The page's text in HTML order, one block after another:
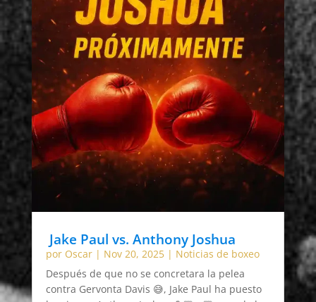
Jake Paul vs. Anthony Joshua
por Oscar| Nov 20, 2025| Noticias de boxeo
Después de que no se concretara la pelea
contra Gervonta Davis 😅, Jake Paul ha puesto